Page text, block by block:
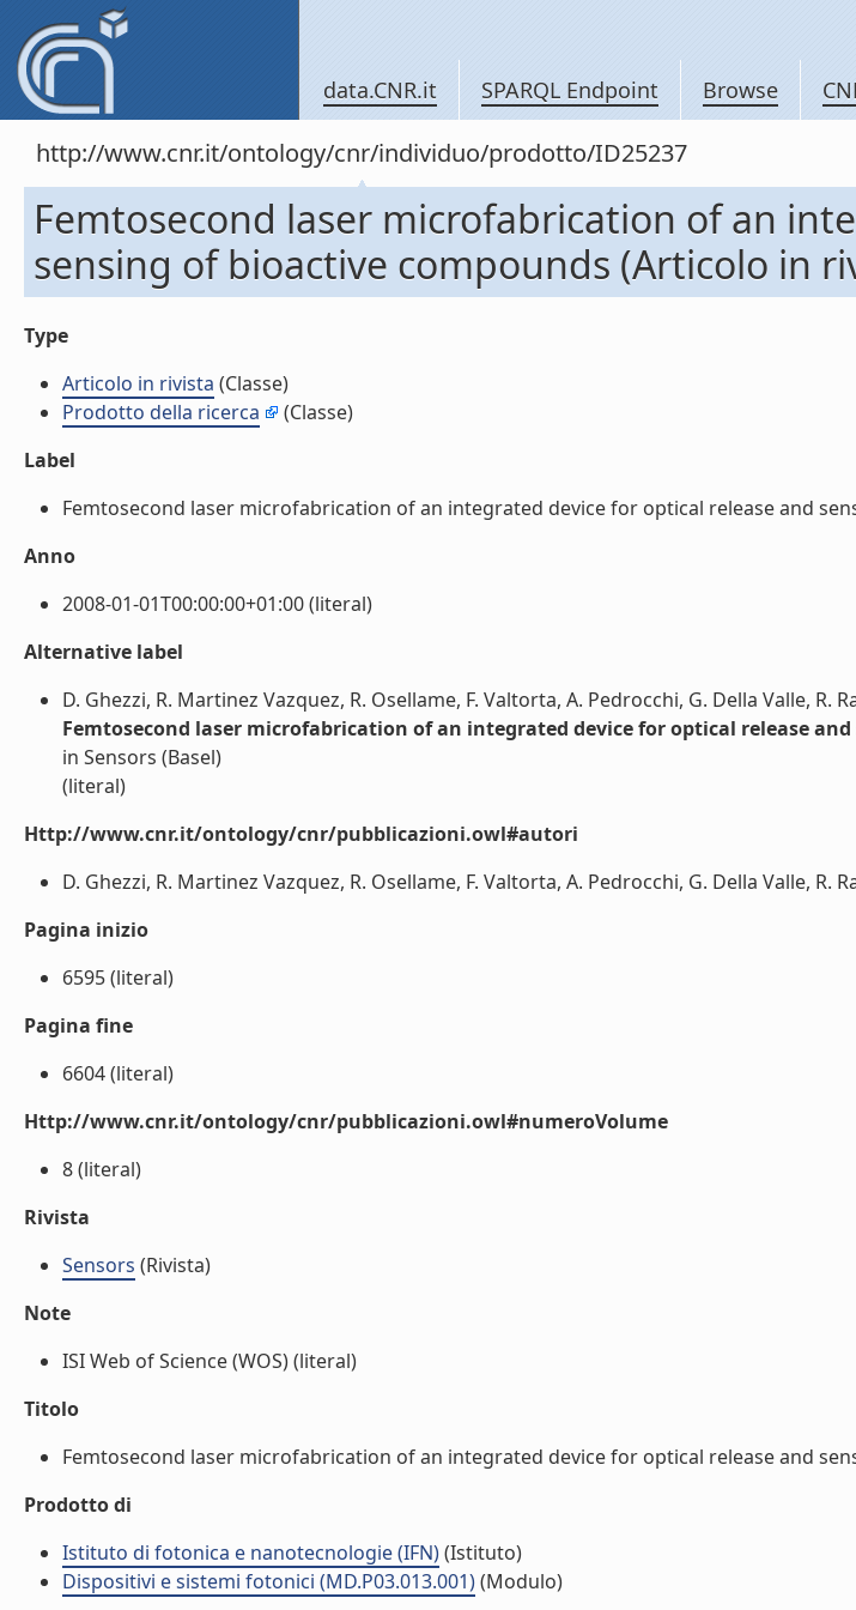
data.CNR.it SPARQL Endpoint Browse
http://www.cnr.it/ontology/cnr/individuo/prodotto/ID25237
Femtosecond laser microfabrication of an
sensing of bioactive compounds (Articolo in
Type
Articolo in rivista (Classe)
Prodotto della ricerca
(Classe)
Label
Femtosecond laser microfabrication of an integrated device for optical release and
Anno
2008-01-01T00:00:00+01:00 (literal)
Alternative label
D. Ghezzi, R. Martinez Vazquez, R. Osellame, F. Valtorta, A. Pedrocchi, G. Della Valle, R.
Femtosecond laser microfabrication of an integrated device for optical release
in Sensors (Basel)
(literal)
Http://www.cnr.it/ontology/cnr/pubblicazioni.owl#autori
D. Ghezzi, R. Martinez Vazquez, R. Osellame, F. Valtorta, A. Pedrocchi, G. Della Valle, R.
Pagina inizio
6595 (literal)
Pagina fine
6604 (literal)
Http://www.cnr.it/ontology/cnr/pubblicazioni.owl#numeroVolume
8 (literal)
Rivista
Sensors (Rivista)
Note
ISI Web of Science (WOS) (literal)
Titolo
Femtosecond laser microfabrication of an integrated device for optical release and
Prodotto di
Istituto di fotonica e nanotecnologie (IFN)(Istituto)
Dispositivi e sistemi fotonici (MD.P03.013.001)(Modulo)